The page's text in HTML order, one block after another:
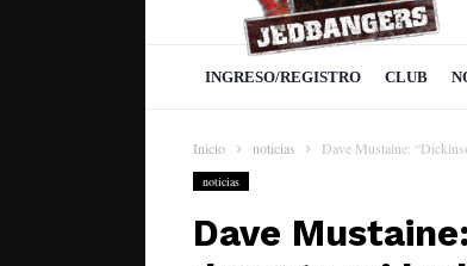
INGRESO/REGISTRO CLUB
Inicio noticias Dave Mustaine:
noticias
Dave